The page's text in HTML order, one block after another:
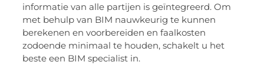
informatie van alle partijen is geïntegreerd. Om
met behulp van BIM nauwkeurig te kunnen
berekenen en voorbereiden en faalkosten
zodoende minimaal te houden, schakelt u het
beste een BIM specialist in.